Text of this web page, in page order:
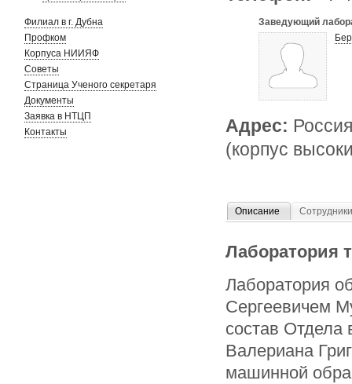
Филиал в г. Дубна
Профком
Корпуса НИИЯФ
Советы
Страница Ученого секретаря
Документы
Заявка в НТЦП
Контакты
Заведующий
Адрес:
(корпус
Описание Сотрудники
Лаборатория
Лаборатория
Сергеевичем
состав Отдела
Валериана
машинной